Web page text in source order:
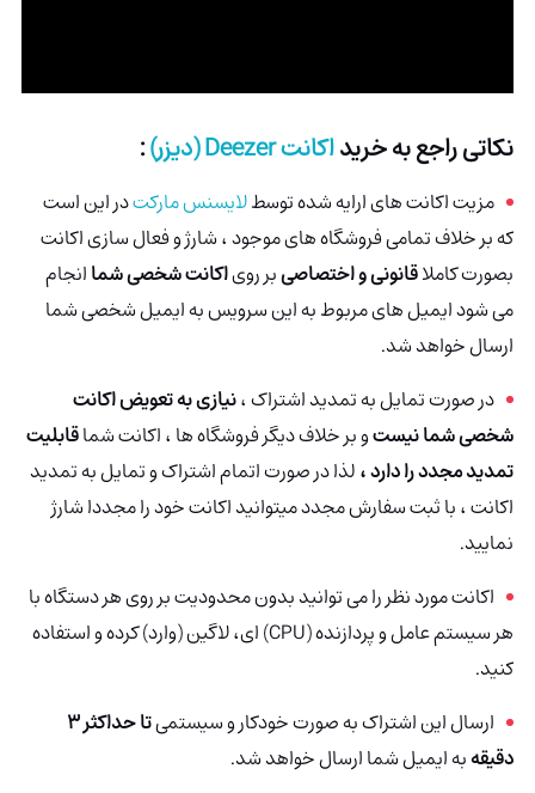
نکاتی راجع به خریداکانت Deezer (دیزر):
مزیت اکانت های ارایه شده توسطلایسنس مارکتدر این است
که بر خلاف تمامی فروشگاه های موجود ، شارژ و فعال سازی اکانت
بصورت کاملاقانونی و اختصاصیبر رویاکانت شخصی شماانجام
می شود ایمیل های مربوط به این سرویس به ایمیل شخصی شما
ارسال خواهد شد.
در صورت تمایل به تمدید اشتراک ،نیازی به تعویض اکانت
شخصی شما نیستو بر خلاف دیگر فروشگاه ها ، اکانت شماقابلیت
تمدید مجدد را دارد ،لذا در صورت اتمام اشتراک و تمایل به تمدید
اکانت ، با ثبت سفارش مجدد میتوانید اکانت خود را مجددا شارژ
نمایید.
اکانت مورد نظر را می توانید بدون محدودیت بر روی هر دستگاه با
هر سیستم عامل و پردازنده (CPU) ای، لاگین (وارد) کرده و استفاده
کنید.
ارسال این اشتراک به صورت خودکار و سیستمی
تا حداکثر 3
دقیقهبه ایمیل شما ارسال خواهد شد.